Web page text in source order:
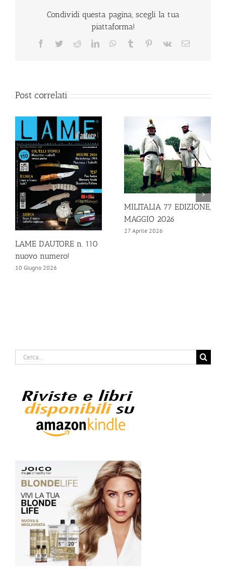
Condividi questa pagina, scegli la tua
piattaforma!
Facebook
TwitterRedditLinkedInWhatsApp
Tumblr Pinterest
Vk Email
Post correlati
LAME D’AUTORE n. 110
nuovo numero!
10 Giugno 2026
MILITALIA 77 EDIZIONE,
MAGGIO 2026
27 Aprile 2026
Cerca